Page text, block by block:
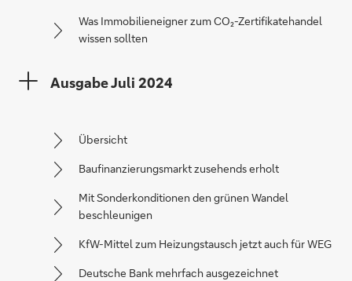
Was Immobilieneigner zum CO₂-Zertifikatehandel
wissen sollten
Ausgabe Juli 2024
Übersicht
Baufinanzierungsmarkt zusehends erholt
Mit Sonderkonditionen den grünen Wandel
beschleunigen
KfW-Mittel zum Heizungstausch jetzt auch für WEG
Deutsche Bank mehrfach ausgezeichnet